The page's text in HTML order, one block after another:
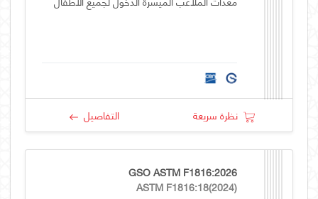
نظرة سريعة التفاصيل
GSO ASTM F1816:2026
ASTM F1816:18(2024)